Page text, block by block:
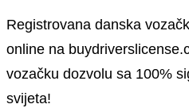
Registrovana danska
online na
vozačku dozvolu sa 100%
svijeta!